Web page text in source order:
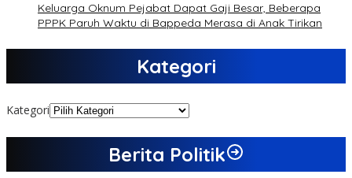
Keluarga Oknum Pejabat Dapat Gaji Besar, Beberapa
PPPK Paruh Waktu di Bappeda Merasa di Anak Tirikan
Kategori
Kategori
Berita Politik